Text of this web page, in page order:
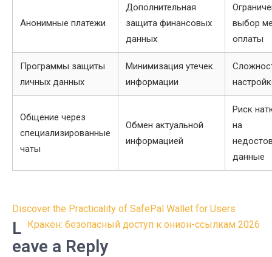
Анонимные платежи
Дополнительная
защита финансовых
данных
выбор
оплаты
Программы защиты
личных данных
Минимизация утечек
информации
Общение через
специализированные
чаты
Обмен актуальной
информацией
Риск
на
данные
Post
navigation
Discover the Practicality of SafePal Wallet for Users
Кракен: безопасный доступ к онион-ссылкам 2026
L
eave a Reply